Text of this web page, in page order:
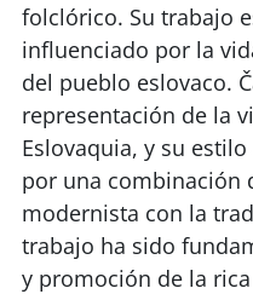
folclórico. Su trabajo
influenciado por la
del pueblo eslovaco.
representación de la
Eslovaquia, y su
por una combinación
modernista con la
trabajo ha sido
y promoción de la